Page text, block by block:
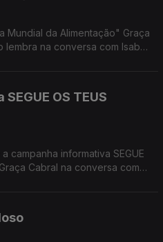
a duração desse contrato
Mundial da Alimentação" Graça
na conversa com Isabel
necessidades alimentares da
OS TEUS
campanha informativa SEGUE
Cabral na conversa com